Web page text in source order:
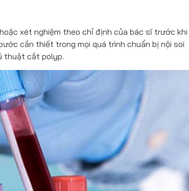
xét nghiệm theo chỉ định của bác sĩ trước khi
cần thiết trong mọi quá trình chuẩn bị nội soi
thuật cắt polyp.